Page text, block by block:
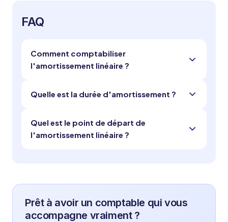
FAQ
Comment comptabiliser
l'amortissement linéaire ?
Quelle est la durée d'amortissement ?
Quel est le point de départ de
l'amortissement linéaire ?
Prêt à avoir un comptable qui vous
accompagne vraiment ?